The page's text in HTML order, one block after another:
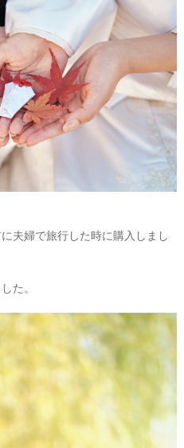
夫婦で旅行した時に購入しまし
た。